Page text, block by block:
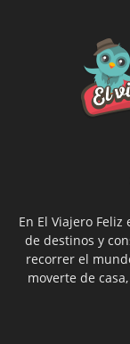
En El Viajero
de destinos y
recorrer el
moverte de